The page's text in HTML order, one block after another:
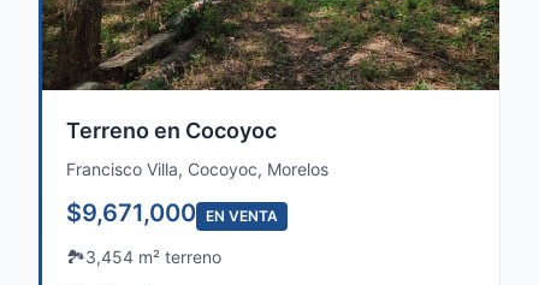
Terreno en Cocoyoc
Francisco Villa, Cocoyoc, Morelos
$9,671,000 EN VENTA
🏞️3,454 m² terreno